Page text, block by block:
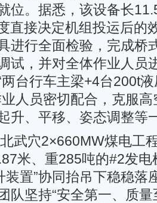
位。据悉，该设备长
直接决定机组投运后的
进行全面检验，完成桥
试，并对全体作业人员
台行车主梁+4台200t
人员密切配合，克服
升、平移、姿态调整等
武穴2×660MW煤电工
米、重285吨的#2发电
装置”协同抬吊下稳稳落
队坚持“安全第一、质